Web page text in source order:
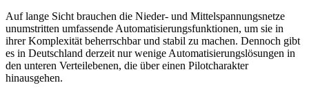
Auf lange Sicht brauchen die Nieder- und Mittelspannungsnetze
unumstritten umfassende Automatisierungsfunktionen, um sie in
ihrer Komplexität beherrschbar und stabil zu machen. Dennoch gibt
es in Deutschland derzeit nur wenige Automatisierungslösungen in
den unteren Verteilebenen, die über einen Pilotcharakter
hinausgehen.